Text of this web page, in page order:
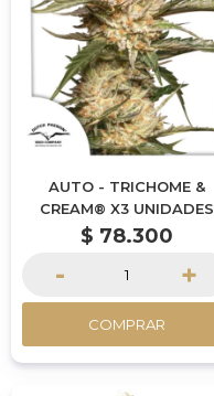
AUTO - TRICHOME &
CREAM® X3 UNIDADES
$ 78.300
- +
COMPRAR